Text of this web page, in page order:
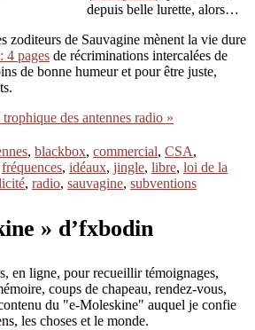
depuis belle lurette, alors…
zoditeurs de Sauvagine mènent la vie dure
4 pages de récriminations intercalées de
de bonne humeur et pour être juste,
des antennes radio »
, blackbox, commercial, CSA,
fréquences, idéaux, jingle, libre, loi de la
, radio, sauvagine, subventions
» d’fxbodin
en ligne, pour recueillir témoignages,
coups de chapeau, rendez-vous,
du "e-Moleskine" auquel je confie
les choses et le monde.